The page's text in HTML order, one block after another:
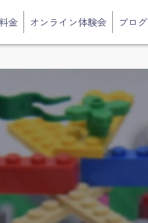
金 オンライン体験会 ブログ